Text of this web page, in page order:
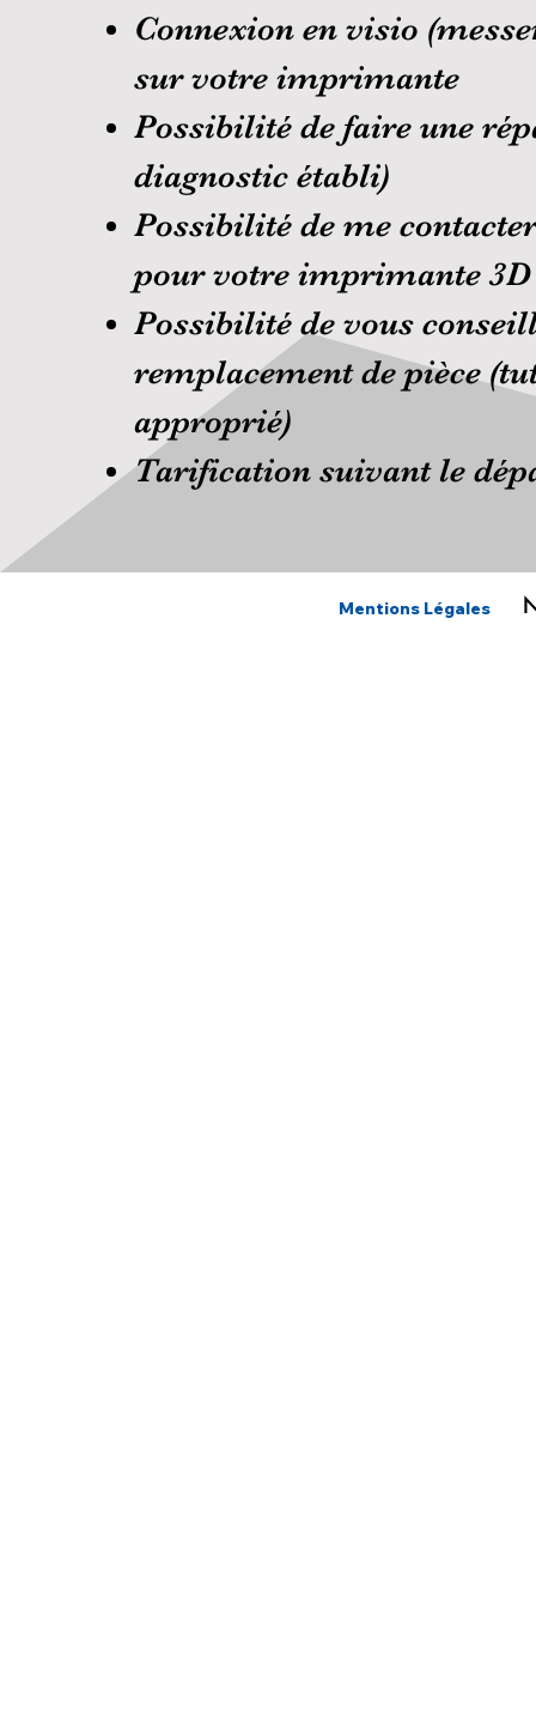
Connexion en visio
sur votre imprimante
Possibilité de faire une
diagnostic établi)
Possibilité de me
pour votre imprimante 3D
Possibilité de vous
remplacement de pièce
approprié)
Tarification suivant le
Mentions Légales